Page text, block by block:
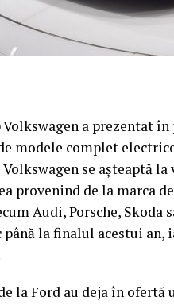
a prezentat
modele complet
Volkswagen se aşteaptă
provenind de la marca
Audi, Porsche, Skoda
până la finalul acestui
la Ford au deja în ofertă